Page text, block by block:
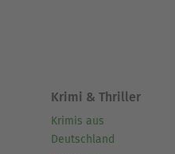
Krimi & Thriller
Krimis aus
Deutschland